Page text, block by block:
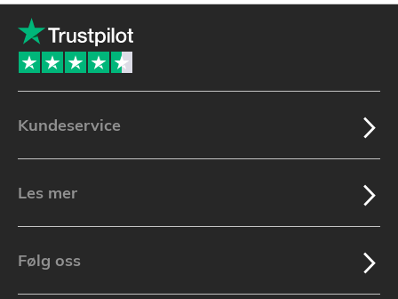
Kundeservice
Les mer
Følg oss